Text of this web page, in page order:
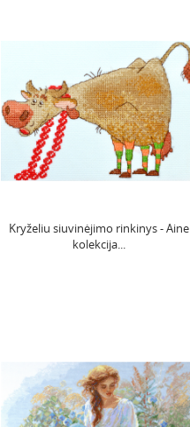
Kryželiu siuvinėjimo rinkinys - Aine
kolekcija...